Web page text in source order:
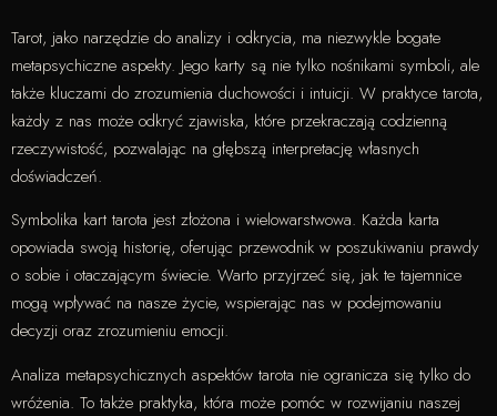
Tarot, jako narzędzie do analizy i odkrycia, ma niezwykle bogate
metapsychiczne aspekty. Jego karty są nie tylko nośnikami symboli, ale
także kluczami do zrozumienia duchowości i intuicji. W praktyce tarota,
każdy z nas może odkryć zjawiska, które przekraczają codzienną
rzeczywistość, pozwalając na głębszą interpretację własnych
doświadczeń.
Symbolika kart tarota jest złożona i wielowarstwowa. Każda karta
opowiada swoją historię, oferując przewodnik w poszukiwaniu prawdy
o sobie i otaczającym świecie. Warto przyjrzeć się, jak te tajemnice
mogą wpływać na nasze życie, wspierając nas w podejmowaniu
decyzji oraz zrozumieniu emocji.
Analiza metapsychicznych aspektów tarota nie ogranicza się tylko do
wróżenia. To także praktyka, która może pomóc w rozwijaniu naszej